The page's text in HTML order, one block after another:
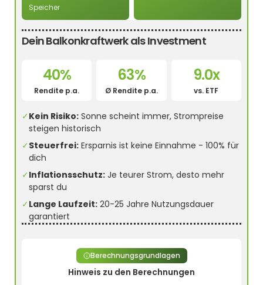
Speicher
Dein Balkonkraftwerk als Investment
40%
Rendite p.a.
63%
Ø Rendite p.a.
9.0x
vs. ETF
✓Kein Risiko: Sonne scheint immer, Strompreise
steigen historisch
✓Steuerfrei: Ersparnis ist keine Einnahme - 100% für
dich
✓Inflationsschutz: Je teurer Strom, desto mehr
sparst du
✓Lange Laufzeit: 20-25 Jahre Nutzungsdauer
garantiert
Hinweis zu den Berechnungen
Berechnungsgrundlagen